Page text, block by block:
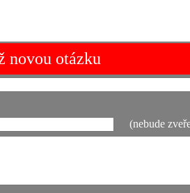
novou otázku
(nebude